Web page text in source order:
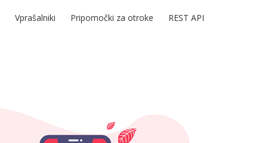
Vprašalniki Pripomočki za otroke REST API